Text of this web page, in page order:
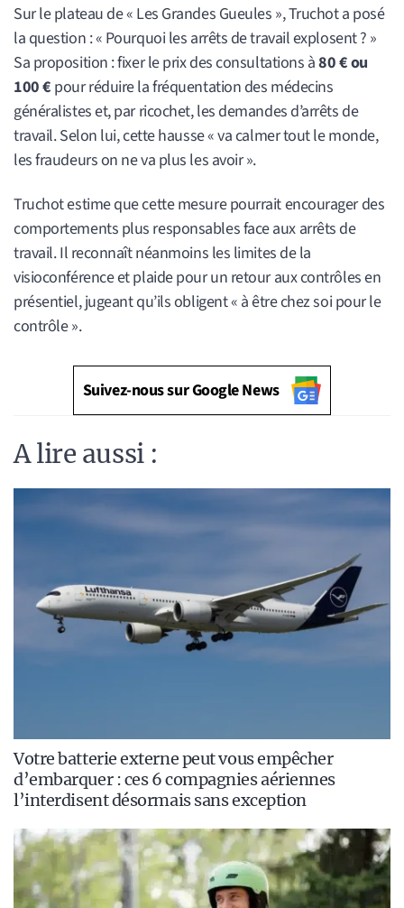
Sur le plateau de « Les Grandes Gueules », Truchot a posé
la question : « Pourquoi les arrêts de travail explosent ? »
Sa proposition : fixer le prix des consultations à80 € ou
100 € pour réduire la fréquentation des médecins
généralistes et, par ricochet, les demandes d’arrêts de
travail. Selon lui, cette hausse « va calmer tout le monde,
les fraudeurs on ne va plus les avoir ».
Truchot estime que cette mesure pourrait encourager des
comportements plus responsables face aux arrêts de
travail. Il reconnaît néanmoins les limites de la
visioconférence et plaide pour un retour aux contrôles en
présentiel, jugeant qu’ils obligent « à être chez soi pour le
contrôle ».
Suivez-nous sur Google News
A lire aussi :
Votre batterie externe peut vous empêcher
d’embarquer : ces 6 compagnies aériennes
l’interdisent désormais sans exception